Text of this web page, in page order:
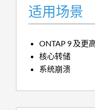
适用场景
ONTAP 9 及更
核心转储
系统崩溃